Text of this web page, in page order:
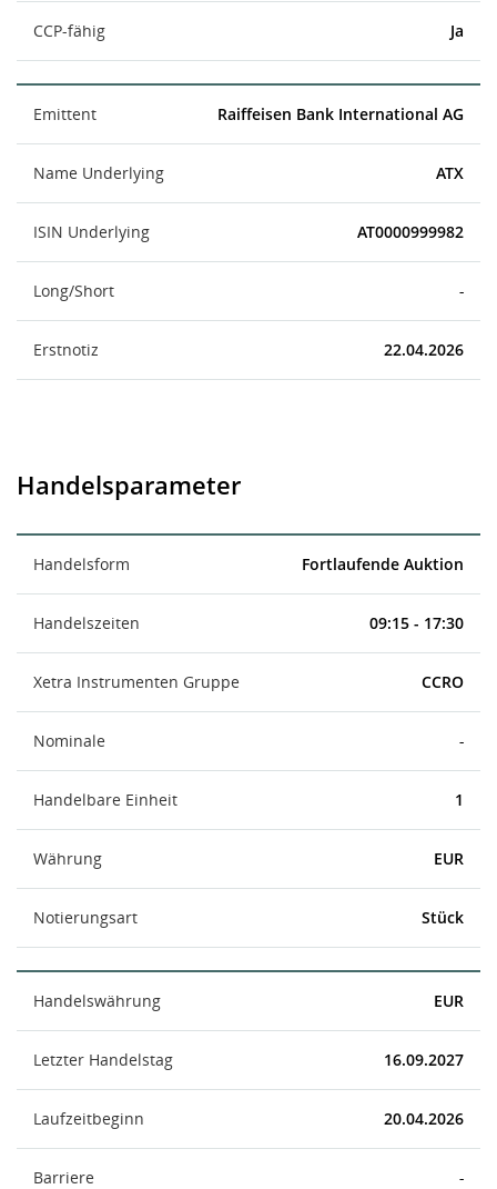
CCP-fähig Ja
Emittent Raiffeisen Bank International AG
Name Underlying ATX
ISIN Underlying AT0000999982
Long/Short -
Erstnotiz 22.04.2026
Handelsparameter
Handelsform Fortlaufende Auktion
Handelszeiten 09:15 - 17:30
Xetra Instrumenten Gruppe CCRO
Nominale -
Handelbare Einheit 1
Währung EUR
Notierungsart Stück
Handelswährung EUR
Letzter Handelstag 16.09.2027
Laufzeitbeginn 20.04.2026
Barriere -